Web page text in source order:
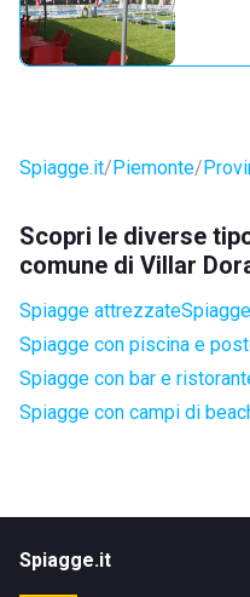
Spiagge.it Piemonte
Scopri le diverse
comune di Villar
Spiagge attrezzate
Spiagge con piscina e
Spiagge con bar e
Spiagge con campi di
Spiagge.it